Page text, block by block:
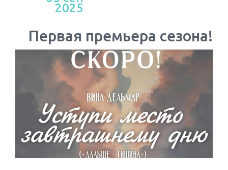
2025
Первая премьера сезона!